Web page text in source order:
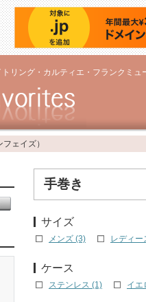
リング・カルティエ・フランクミ
ェイズ）
手巻き
サイズ
メンズ (3) レディー
ケース
ステンレス (1) イエ